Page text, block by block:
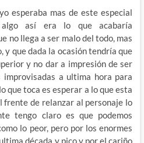
esperaba mas de este especial
así era lo que acabaría
no llega a ser malo del todo, mas
que dada la ocasión tendría que
y no dar a impresión de ser
improvisadas a ultima hora para
que toca es esperar a lo que esta
frente de relanzar al personaje lo
tengo claro es que podemos
lo peor, pero por los enormes
década y pico y por el cariño